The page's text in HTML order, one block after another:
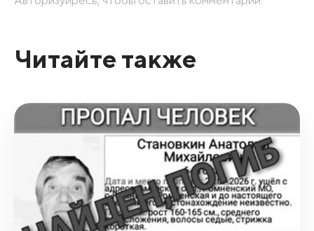
Читайте также